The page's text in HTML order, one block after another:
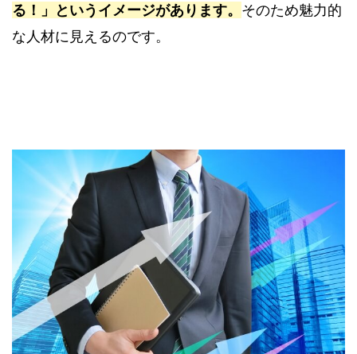
る！」というイメージがあります。 そのため魅力的
な人材に見えるのです。